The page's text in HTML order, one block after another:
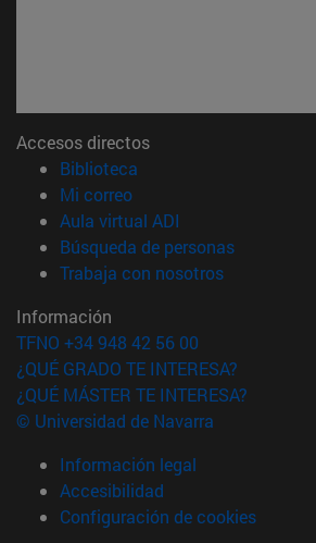
Accesos directos
Biblioteca
Mi correo(abre en nueva ventana)
Aula virtual ADI
Búsqueda de personas(abre en
Trabaja con nosotros(abre en
Información
TFNO +34 948 42 56 00
¿QUÉ GRADO TE INTERESA?
¿QUÉ MÁSTER TE INTERESA?
© Universidad de Navarra
Información legal
Accesibilidad
Configuración de cookies